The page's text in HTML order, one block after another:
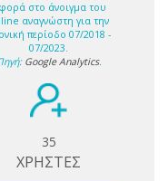
στο άνοιγμα του
αναγνώστη για την
περίοδο 07/2018 -
07/2023.
Google Analytics.
35
ΧΡΗΣΤΕΣ